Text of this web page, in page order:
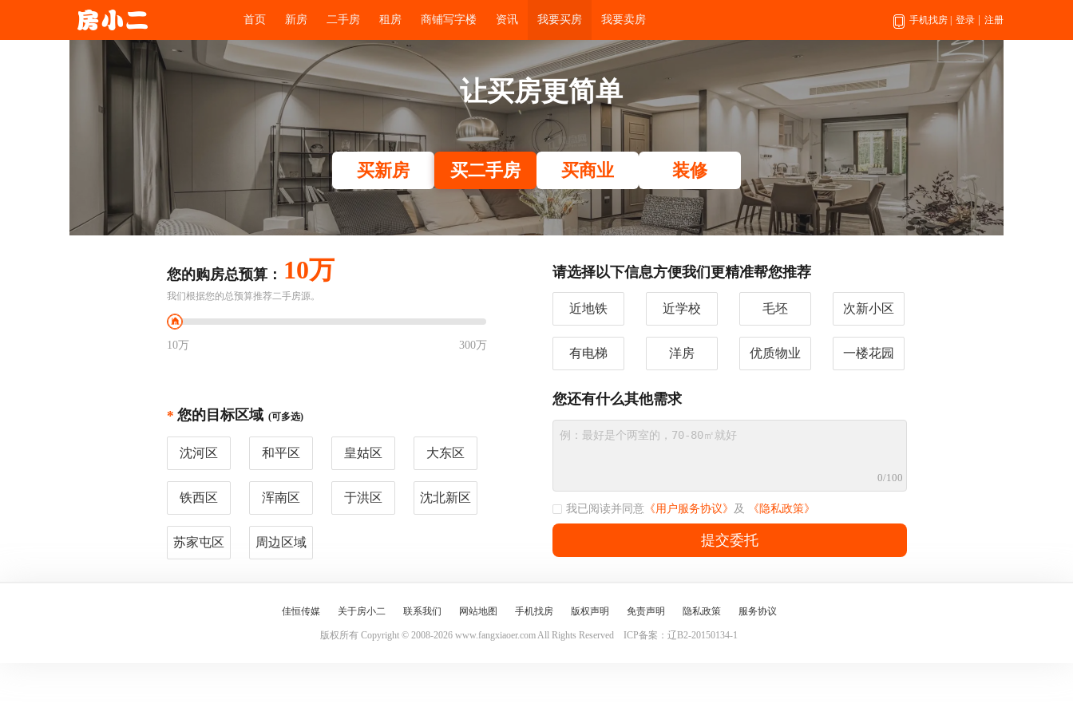
首页 新房 二手房 租房 商铺写字楼 资讯 我要买房 我要卖房 手机找房 登录 注册
让买房更简单
买新房 买二手房 买商业 装修
我们根据您的总预算推荐二手房源。
您的购房总预算： 10万
10万 300万
* 您的目标区域 (可多选)
沈河区 和平区 皇姑区 大东区
铁西区 浑南区 于洪区 沈北新区
苏家屯区 周边区域
请选择以下信息方便我们更精准帮您推荐
近地铁 近学校 毛坯 次新小区
有电梯 洋房 优质物业 一楼花园
您还有什么其他需求
0/100
我已阅读并同意《用户服务协议》 及 《隐私政策》
提交委托
佳恒传媒 关于房小二 联系我们 网站地图 手机找房 版权声明 免责声明 隐私政策 服务协议
版权所有 Copyright © 2008-2026 www.fangxiaoer.com All Rights Reserved ICP备案：辽B2-20150134-1